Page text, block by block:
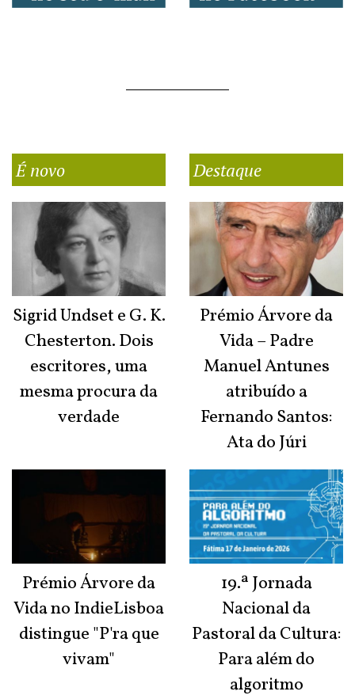
É novo
Sigrid Undset e G. K.
Chesterton. Dois
escritores, uma
mesma procura da
verdade
Prémio Árvore da
Vida no IndieLisboa
distingue "P'ra que
vivam"
Destaque
Prémio Árvore da
Vida – Padre
Manuel Antunes
atribuído a
Fernando Santos:
Ata do Júri
19.ª Jornada
Nacional da
Pastoral da Cultura:
Para além do
algoritmo